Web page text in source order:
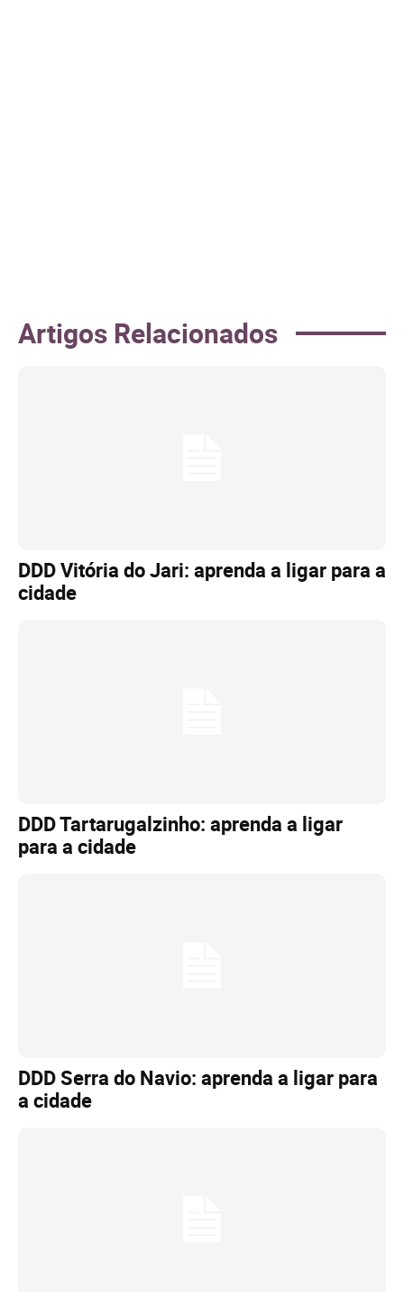
Artigos Relacionados
DDD Vitória do Jari: aprenda a ligar para a
cidade
DDD Tartarugalzinho: aprenda a ligar
para a cidade
DDD Serra do Navio: aprenda a ligar para
a cidade